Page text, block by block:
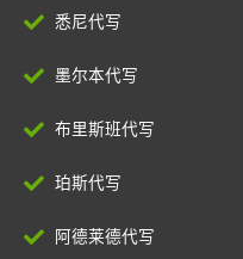
悉尼代写
墨尔本代写
布里斯班代写
珀斯代写
阿德莱德代写